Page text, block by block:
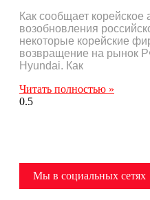
Как сообщает
возобновления
некоторые корейские
возвращение на рынок
Hyundai. Как
Читать полностью »
Мы в социальных сетях